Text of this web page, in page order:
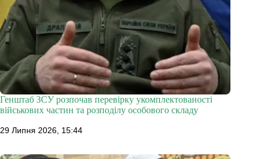
Генштаб ЗСУ розпочав перевірку укомплектованості
військових частин та розподілу особового складу
29 Липня 2026, 15:44